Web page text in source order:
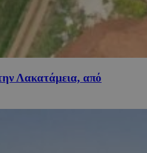
Λακατάμεια, από